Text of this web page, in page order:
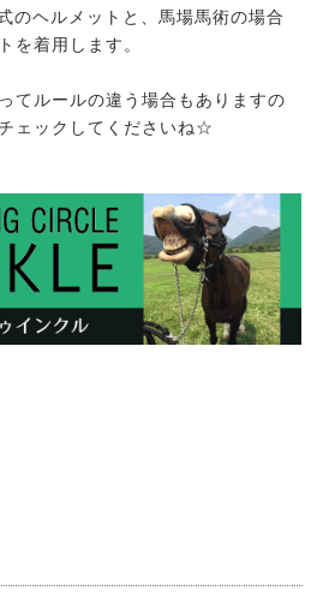
のヘルメットと、馬場馬術の場合
を着用します。
てルールの違う場合もありますの
ェックしてくださいね☆